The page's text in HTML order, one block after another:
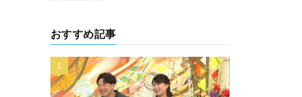
おすすめ記事